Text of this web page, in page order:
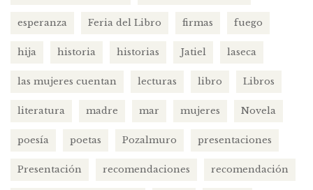
esperanza Feria del Libro firmas fuego
hija historia historias Jatiel laseca
las mujeres cuentan lecturas libro Libros
literatura madre mar mujeres Novela
poesía poetas Pozalmuro presentaciones
Presentación recomendaciones recomendación